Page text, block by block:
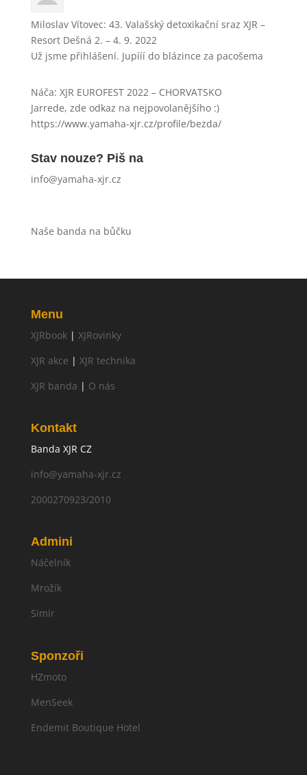
Miloslav Vítovec: 43. Valašský detoxikační sraz XJR –
Resort Dešná 2. – 4. 9. 2022
Už jsme přihlášení. Jupííí do blázince za pacošema
Náča: XJR EUROFEST 2022 – CHORVATSKO
Jarrede, zde odkaz na nejpovolanějšího :)
https://www.yamaha-xjr.cz/profile/bezda/
Stav nouze? Piš na
info@yamaha-xjr.cz
Naše banda na bůčku
Menu
XJRbook| XJRovinky
XJR akce | XJR technika
XJR banda | O nás
Kontakt
Banda XJR CZ
info@yamaha-xjr.cz
2000270923/2010
Admini
Náčelník
Mrožík
Simír
Sponzoři
HZmoto
MenSeek
Endemit Boutique Hotel